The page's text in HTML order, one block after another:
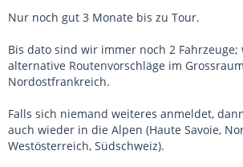
Nur noch gut 3 Monate bis zu Tour.
Bis dato sind wir immer noch 2
alternative Routenvorschläge im
Nordostfrankreich.
Falls sich niemand weiteres anmeldet,
auch wieder in die Alpen (Haute Savoie,
Westösterreich, Südschweiz).